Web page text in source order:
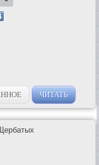
ЧИТАТЬ